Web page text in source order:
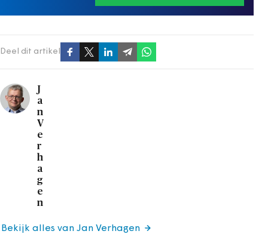
Deel dit artikel
J
a
n
V
e
r
h
a
g
e
n
Bekijk alles van Jan Verhagen